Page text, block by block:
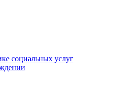
социальных услуг